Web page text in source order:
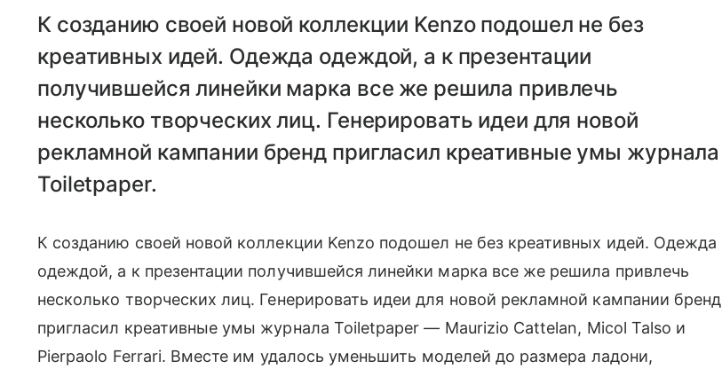
К созданию своей новой коллекции Kenzo подошел не без
креативных идей. Одежда одеждой, а к презентации
получившейся линейки марка все же решила привлечь
несколько творческих лиц. Генерировать идеи для новой
рекламной кампании бренд пригласил креативные умы журнала
Toiletpaper.
К созданию своей новой коллекции Kenzo подошел не без креативных идей. Одежда
одеждой, а к презентации получившейся линейки марка все же решила привлечь
несколько творческих лиц. Генерировать идеи для новой рекламной кампании бренд
пригласил креативные умы журнала Toiletpaper — Maurizio Cattelan, Micol Talso и
Pierpaolo Ferrari. Вместе им удалось уменьшить моделей до размера ладони,